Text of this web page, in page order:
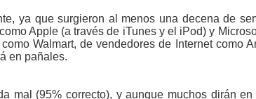
ya que surgieron al menos una decena de
Apple (a través de iTunes y el iPod) y
Walmart, de vendedores de Internet como
en pañales.
mal (95% correcto), y aunque muchos dirán